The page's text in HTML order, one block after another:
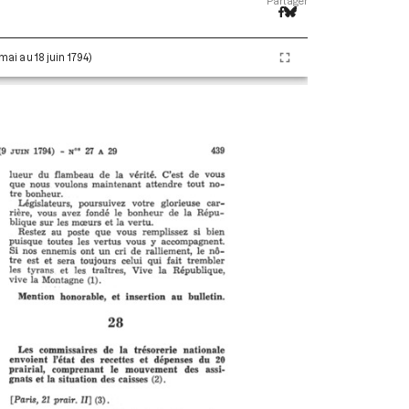
au 18 juin 1794)